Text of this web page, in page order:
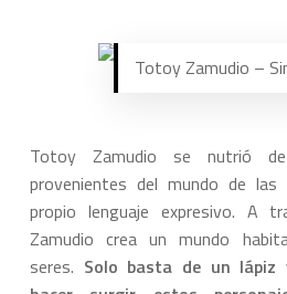
Totoy Zamudio –
Totoy Zamudio se nutrió de
provenientes del mundo de
propio lenguaje expresivo. A
Zamudio crea un mundo
seres. Solo basta de un lápiz